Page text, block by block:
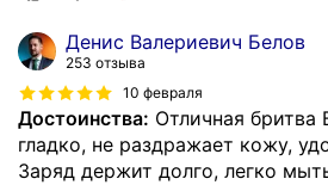
Денис Валериевич Белов
253 отзыва
10 февраля
Достоинства: Отличная бритва
гладко, не раздражает кожу,
Заряд держит долго, легко